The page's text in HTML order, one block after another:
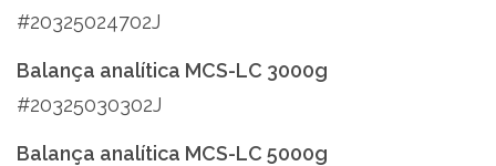
#20325024702J
Balança analítica MCS-LC 3000g
#20325030302J
Balança analítica MCS-LC 5000g